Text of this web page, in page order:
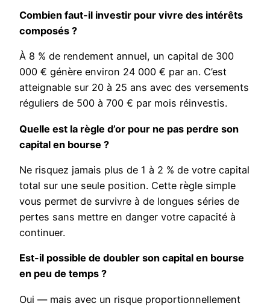
Combien faut-il investir pour vivre des intérêts
composés ?
À 8 % de rendement annuel, un capital de 300
000 € génère environ 24 000 € par an. C’est
atteignable sur 20 à 25 ans avec des versements
réguliers de 500 à 700 € par mois réinvestis.
Quelle est la règle d’or pour ne pas perdre son
capital en bourse ?
Ne risquez jamais plus de 1 à 2 % de votre capital
total sur une seule position. Cette règle simple
vous permet de survivre à de longues séries de
pertes sans mettre en danger votre capacité à
continuer.
Est-il possible de doubler son capital en bourse
en peu de temps ?
Oui — mais avec un risque proportionnellement